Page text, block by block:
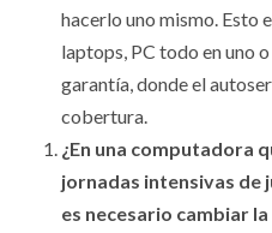
hacerlo uno mismo. Esto
laptops, PC todo en uno
garantía, donde el
cobertura.
¿En una computadora
jornadas intensivas de
es necesario cambiar